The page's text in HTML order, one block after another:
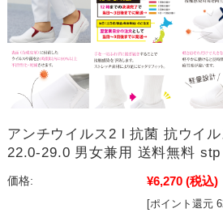
アンチウイルス2 l 抗菌 抗ウイ
22.0-29.0 男女兼用 送料無料 stp
価格: ¥6,270 (税込)
[ポイント還元